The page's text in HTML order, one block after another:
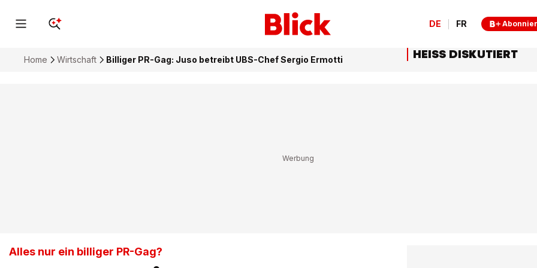
DE FR
Home Wirtschaft Billiger PR-Gag: Juso betreibt UBS-Chef Sergio Ermotti
Alles nur ein billiger PR-Gag?
HEISS DISKUTIERT